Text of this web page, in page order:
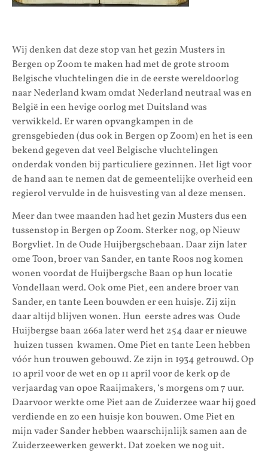
Wij denken dat deze stop van het gezin Musters in
Bergen op Zoom te maken had met de grote stroom
Belgische vluchtelingen die in de eerste wereldoorlog
naar Nederland kwam omdat Nederland neutraal was en
België in een hevige oorlog met Duitsland was
verwikkeld. Er waren opvangkampen in de
grensgebieden (dus ook in Bergen op Zoom) en het is een
bekend gegeven dat veel Belgische vluchtelingen
onderdak vonden bij particuliere gezinnen. Het ligt voor
de hand aan te nemen dat de gemeentelijke overheid een
regierol vervulde in de huisvesting van al deze mensen.
Meer dan twee maanden had het gezin Musters dus een
tussenstop in Bergen op Zoom. Sterker nog, op Nieuw
Borgvliet. In de Oude Huijbergschebaan. Daar zijn later
ome Toon, broer van Sander, en tante Roos nog komen
wonen voordat de Huijbergsche Baan op hun locatie
Vondellaan werd. Ook ome Piet, een andere broer van
Sander, en tante Leen bouwden er een huisje. Zij zijn
daar altijd blijven wonen. Hun eerste adres was Oude
Huijbergse baan 266a later werd het 254 daar er nieuwe
huizen tussen kwamen. Ome Piet en tante Leen hebben
vóór hun trouwen gebouwd. Ze zijn in 1934 getrouwd. Op
10 april voor de wet en op 11 april voor de kerk op de
verjaardag van opoe Raaijmakers, ‘s morgens om 7 uur.
Daarvoor werkte ome Piet aan de Zuiderzee waar hij goed
verdiende en zo een huisje kon bouwen. Ome Piet en
mijn vader Sander hebben waarschijnlijk samen aan de
Zuiderzeewerken gewerkt. Dat zoeken we nog uit.